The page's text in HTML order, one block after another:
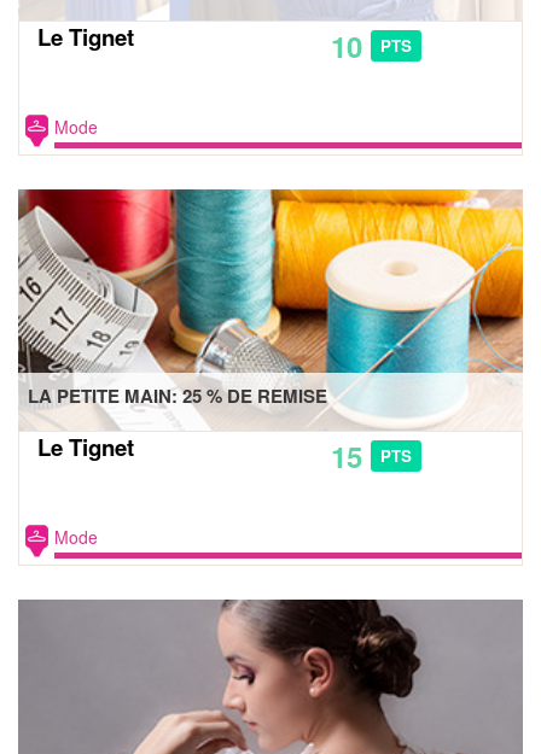
Le Tignet 10 PTS
Mode
LA PETITE MAIN: 25 % DE REMISE
Le Tignet 15 PTS
Mode